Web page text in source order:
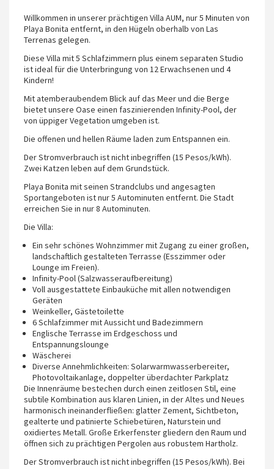
Willkommen in unserer prächtigen Villa AUM, nur 5 Minuten von
Playa Bonita entfernt, in den Hügeln oberhalb von Las
Terrenas gelegen.
Diese Villa mit 5 Schlafzimmern plus einem separaten Studio
ist ideal für die Unterbringung von 12 Erwachsenen und 4
Kindern!
Mit atemberaubendem Blick auf das Meer und die Berge
bietet unsere Oase einen faszinierenden Infinity-Pool, der
von üppiger Vegetation umgeben ist.
Die offenen und hellen Räume laden zum Entspannen ein.
Der Stromverbrauch ist nicht inbegriffen (15 Pesos/kWh).
Zwei Katzen leben auf dem Grundstück.
Playa Bonita mit seinen Strandclubs und angesagten
Sportangeboten ist nur 5 Autominuten entfernt. Die Stadt
erreichen Sie in nur 8 Autominuten.
Die Villa:
Ein sehr schönes Wohnzimmer mit Zugang zu einer großen,
landschaftlich gestalteten Terrasse (Esszimmer oder
Lounge im Freien).
Infinity-Pool (Salzwasseraufbereitung)
Voll ausgestattete Einbauküche mit allen notwendigen
Geräten
Weinkeller, Gästetoilette
6 Schlafzimmer mit Aussicht und Badezimmern
Englische Terrasse im Erdgeschoss und
Entspannungslounge
Wäscherei
Diverse Annehmlichkeiten: Solarwarmwasserbereiter,
Photovoltaikanlage, doppelter überdachter Parkplatz
Die Innenräume bestechen durch einen zeitlosen Stil, eine
subtile Kombination aus klaren Linien, in der Altes und Neues
harmonisch ineinanderfließen: glatter Zement, Sichtbeton,
gealterte und patinierte Schiebetüren, Naturstein und
oxidiertes Metall. Große Erkerfenster gliedern den Raum und
öffnen sich zu prächtigen Pergolen aus robustem Hartholz.
Der Stromverbrauch ist nicht inbegriffen (15 Pesos/kWh). Bei